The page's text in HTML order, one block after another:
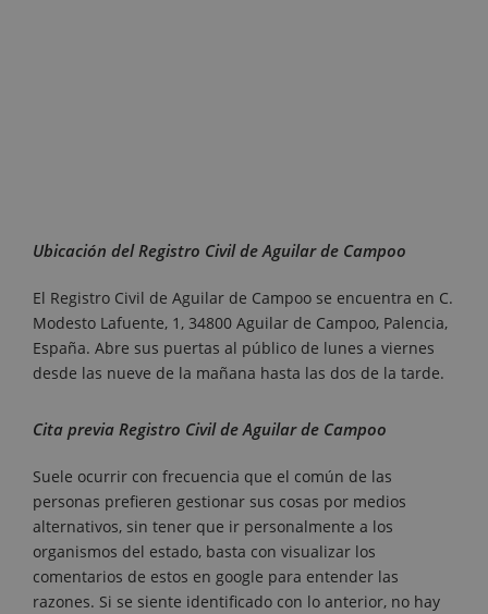
Ubicación del Registro Civil de Aguilar de Campoo
El Registro Civil de Aguilar de Campoo se encuentra en C.
Modesto Lafuente, 1, 34800 Aguilar de Campoo, Palencia,
España. Abre sus puertas al público de lunes a viernes
desde las nueve de la mañana hasta las dos de la tarde.
Cita previa Registro Civil de Aguilar de Campoo
Suele ocurrir con frecuencia que el común de las
personas prefieren gestionar sus cosas por medios
alternativos, sin tener que ir personalmente a los
organismos del estado, basta con visualizar los
comentarios de estos en google para entender las
razones. Si se siente identificado con lo anterior, no hay